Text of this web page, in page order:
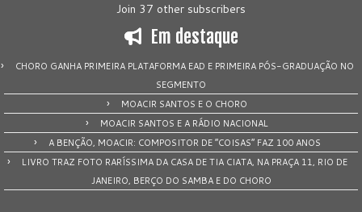
Join 37 other subscribers
Em destaque
CHORO GANHA PRIMEIRA PLATAFORMA EAD E PRIMEIRA PÓS-GRADUAÇÃO NO
SEGMENTO
MOACIR SANTOS E O CHORO
MOACIR SANTOS E A RÁDIO NACIONAL
A BENÇÃO, MOACIR: COMPOSITOR DE “COISAS” FAZ 100 ANOS
LIVRO TRAZ FOTO RARÍSSIMA DA CASA DE TIA CIATA, NA PRAÇA 11, RIO DE
JANEIRO, BERÇO DO SAMBA E DO CHORO